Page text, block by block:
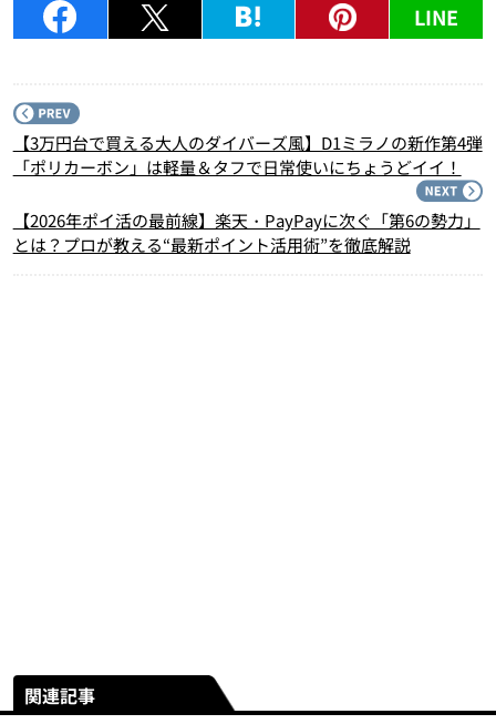
LINE
【3万円台で買える大人のダイバーズ風】D1ミラノの新作第4弾
「ポリカーボン」は軽量＆タフで日常使いにちょうどイイ！
【2026年ポイ活の最前線】楽天・PayPayに次ぐ「第6の勢力」
とは？プロが教える“最新ポイント活用術”を徹底解説
関連記事